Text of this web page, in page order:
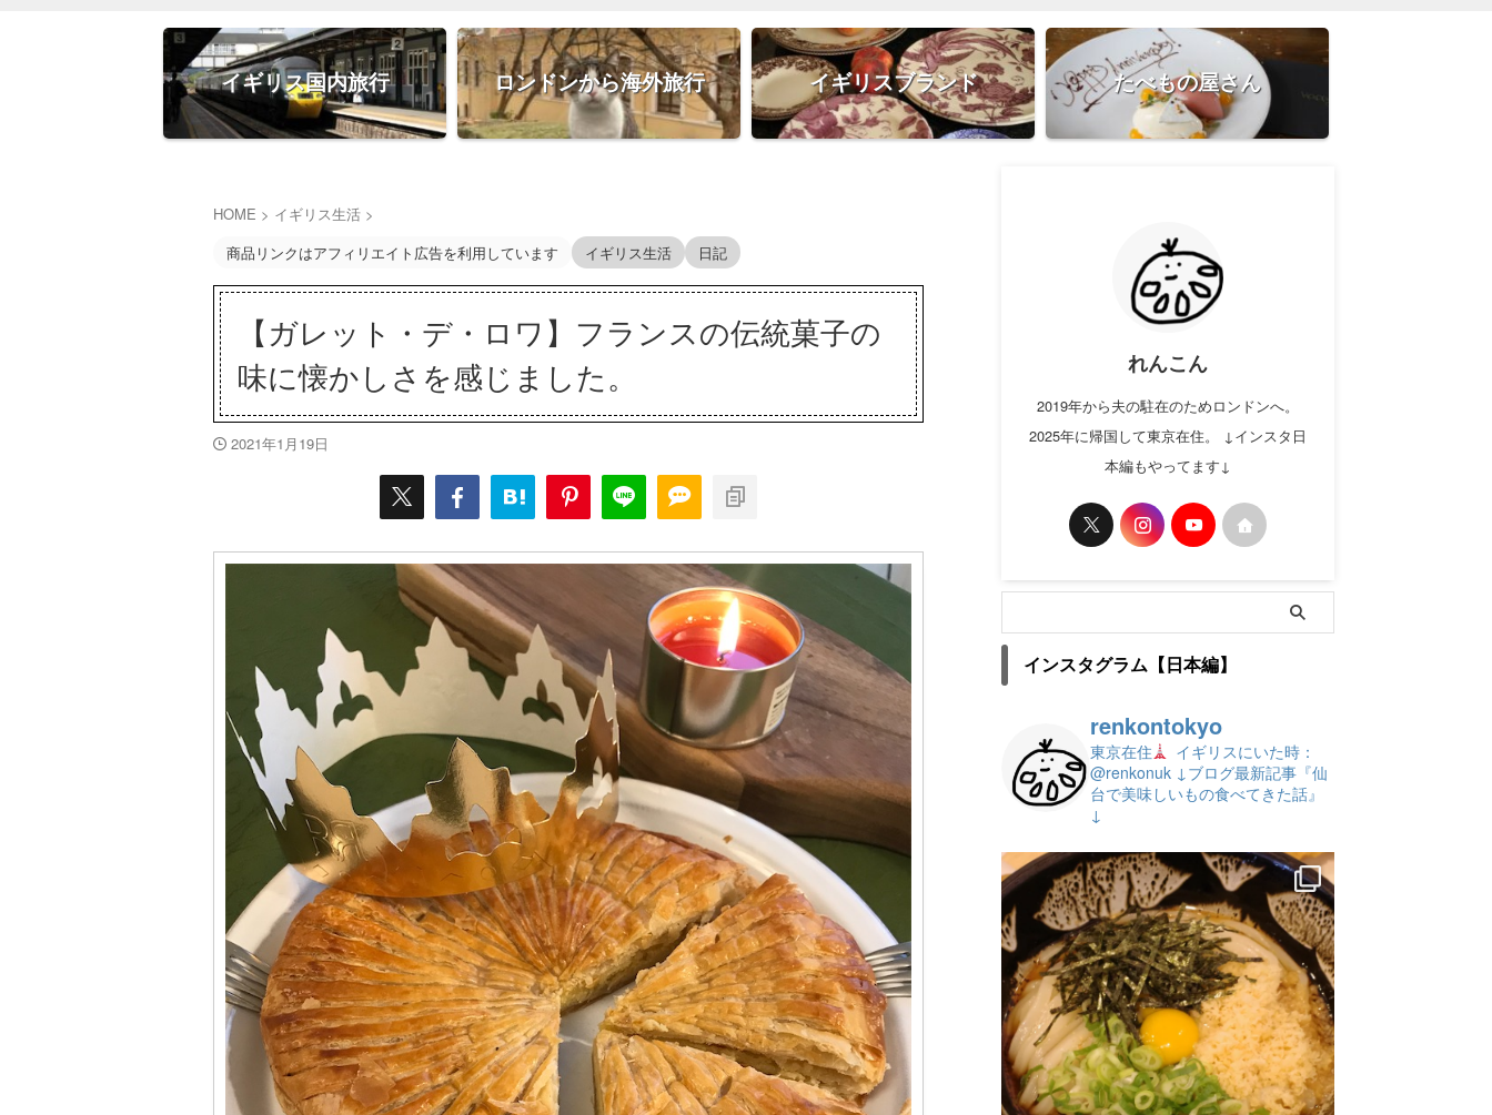
イギリス国内旅行 ロンドンから海外旅行 イギリスブランド たべもの屋さん
HOME > イギリス生活 >
商品リンクはアフィリエイト広告を利用しています
イギリス生活 日記
【ガレット・デ・ロワ】フランスの伝統菓子の
味に懐かしさを感じました。
2021年1月19日
れんこん
2019年から夫の駐在のためロンドンへ。
2025年に帰国して東京在住。 ↓インスタ日
本編もやってます↓
インスタグラム【日本編】
renkontokyo
東京在住
イギリスにいた時：
@renkonuk ↓ブログ最新記事『仙
台で美味しいもの食べてきた話』
↓